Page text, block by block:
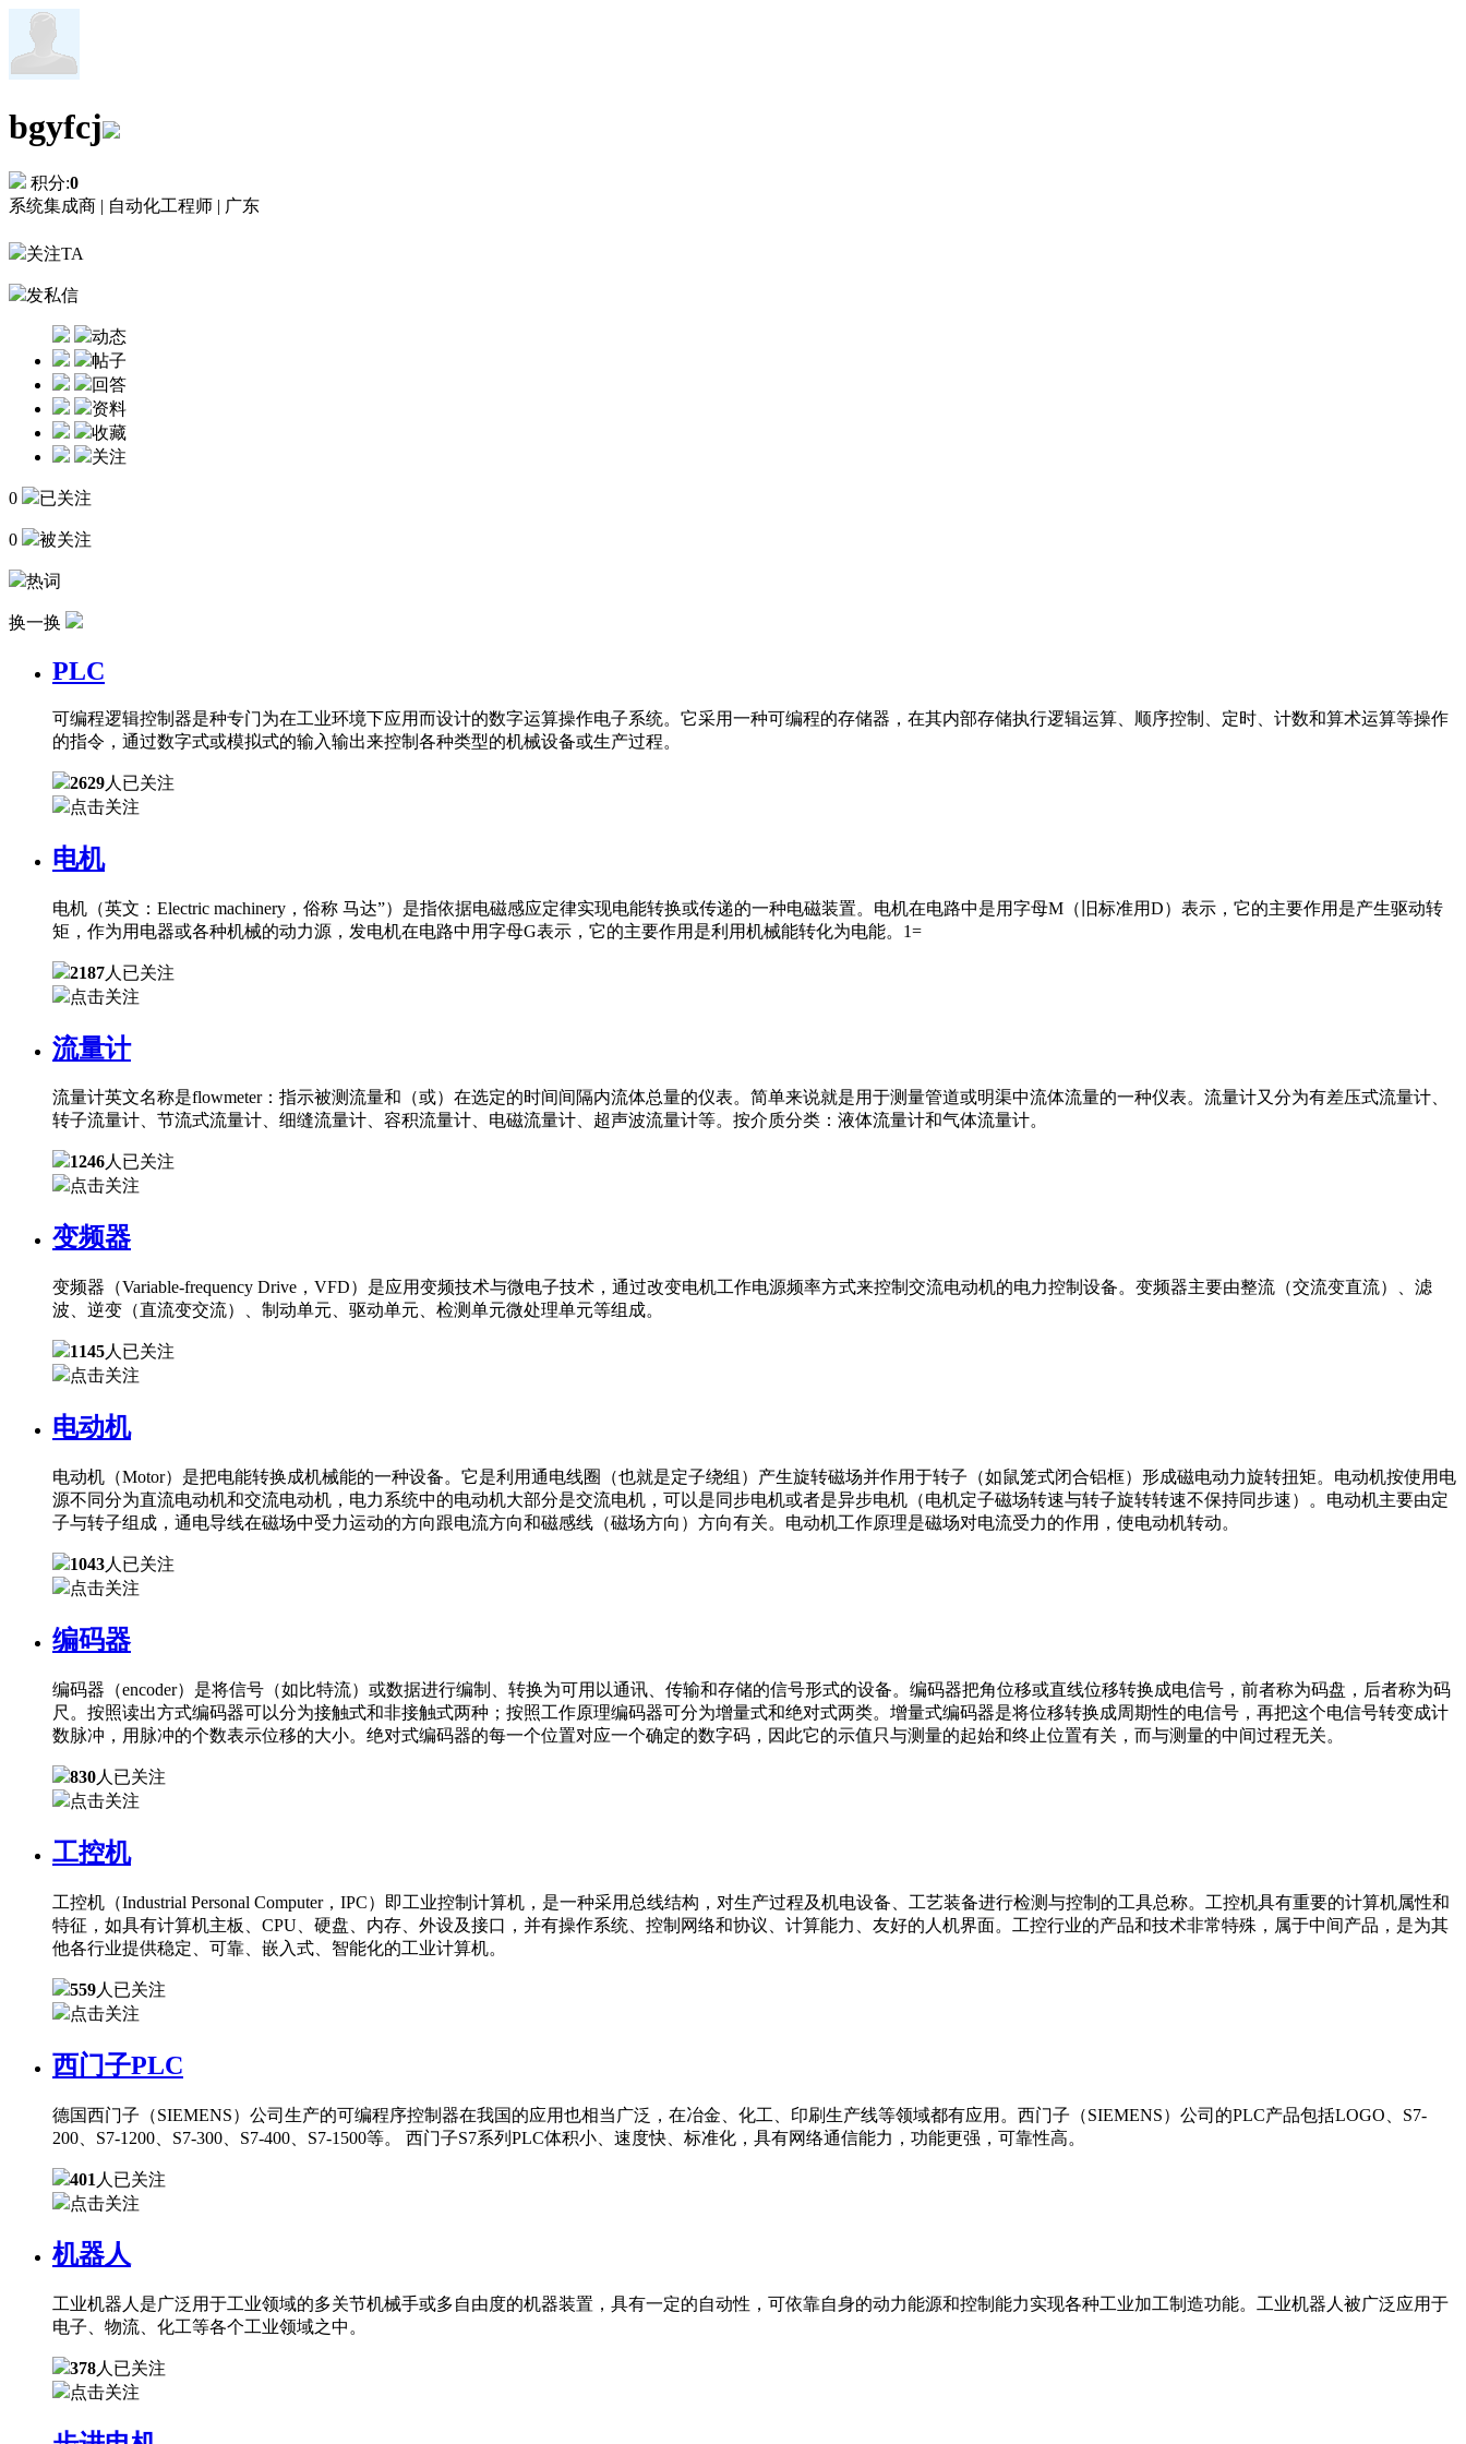
bgyfcj
积分:0
系统集成商 | 自动化工程师 | 广东
关注TA
发私信
动态
帖子
回答
资料
收藏
关注
0 已关注
0 被关注
热词
换一换
PLC
可编程逻辑控制器是种专门为在工业环境下应用而设计的数字运算操作电子系统。它采用一种可编程的存储器，在其内部存储执行逻辑运算、顺序控制、定时、计数和算术运算等操作
的指令，通过数字式或模拟式的输入输出来控制各种类型的机械设备或生产过程。
2629人已关注
点击关注
电机
电机（英文：Electric machinery，俗称 马达”）是指依据电磁感应定律实现电能转换或传递的一种电磁装置。电机在电路中是用字母M（旧标准用D）表示，它的主要作用是产生驱动转
矩，作为用电器或各种机械的动力源，发电机在电路中用字母G表示，它的主要作用是利用机械能转化为电能。1=
2187人已关注
点击关注
流量计
流量计英文名称是flowmeter：指示被测流量和（或）在选定的时间间隔内流体总量的仪表。简单来说就是用于测量管道或明渠中流体流量的一种仪表。流量计又分为有差压式流量计、
转子流量计、节流式流量计、细缝流量计、容积流量计、电磁流量计、超声波流量计等。按介质分类：液体流量计和气体流量计。
1246人已关注
点击关注
变频器
变频器（Variable-frequency Drive，VFD）是应用变频技术与微电子技术，通过改变电机工作电源频率方式来控制交流电动机的电力控制设备。变频器主要由整流（交流变直流）、滤
波、逆变（直流变交流）、制动单元、驱动单元、检测单元微处理单元等组成。
1145人已关注
点击关注
电动机
电动机（Motor）是把电能转换成机械能的一种设备。它是利用通电线圈（也就是定子绕组）产生旋转磁场并作用于转子（如鼠笼式闭合铝框）形成磁电动力旋转扭矩。电动机按使用电
源不同分为直流电动机和交流电动机，电力系统中的电动机大部分是交流电机，可以是同步电机或者是异步电机（电机定子磁场转速与转子旋转转速不保持同步速）。电动机主要由定
子与转子组成，通电导线在磁场中受力运动的方向跟电流方向和磁感线（磁场方向）方向有关。电动机工作原理是磁场对电流受力的作用，使电动机转动。
1043人已关注
点击关注
编码器
编码器（encoder）是将信号（如比特流）或数据进行编制、转换为可用以通讯、传输和存储的信号形式的设备。编码器把角位移或直线位移转换成电信号，前者称为码盘，后者称为码
尺。按照读出方式编码器可以分为接触式和非接触式两种；按照工作原理编码器可分为增量式和绝对式两类。增量式编码器是将位移转换成周期性的电信号，再把这个电信号转变成计
数脉冲，用脉冲的个数表示位移的大小。绝对式编码器的每一个位置对应一个确定的数字码，因此它的示值只与测量的起始和终止位置有关，而与测量的中间过程无关。
830人已关注
点击关注
工控机
工控机（Industrial Personal Computer，IPC）即工业控制计算机，是一种采用总线结构，对生产过程及机电设备、工艺装备进行检测与控制的工具总称。工控机具有重要的计算机属性和
特征，如具有计算机主板、CPU、硬盘、内存、外设及接口，并有操作系统、控制网络和协议、计算能力、友好的人机界面。工控行业的产品和技术非常特殊，属于中间产品，是为其
他各行业提供稳定、可靠、嵌入式、智能化的工业计算机。
559人已关注
点击关注
西门子PLC
德国西门子（SIEMENS）公司生产的可编程序控制器在我国的应用也相当广泛，在冶金、化工、印刷生产线等领域都有应用。西门子（SIEMENS）公司的PLC产品包括LOGO、S7-
200、S7-1200、S7-300、S7-400、S7-1500等。 西门子S7系列PLC体积小、速度快、标准化，具有网络通信能力，功能更强，可靠性高。
401 人已关注
点击关注
机器人
工业机器人是广泛用于工业领域的多关节机械手或多自由度的机器装置，具有一定的自动性，可依靠自身的动力能源和控制能力实现各种工业加工制造功能。工业机器人被广泛应用于
电子、物流、化工等各个工业领域之中。
378人已关注
点击关注